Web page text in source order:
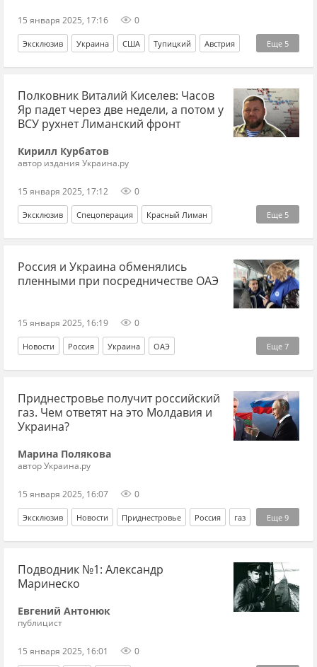
15 января 2025, 17:16 0
Еще 5
Эксклюзив Украина США Тупицкий Австрия
Владимир Зеленский КСУ НАПК Верховный Суд
покушение
Полковник Виталий Киселев: Часов
Яр падет через две недели, а потом у
ВСУ рухнет Лиманский фронт
Кирилл Курбатов
автор издания Украина.ру
15 января 2025, 17:12 0
Еще 5
Эксклюзив Спецоперация Красный Лиман
Часов Яр Россия ВСУ Дзержинск (Торецк)
Донбасс
Россия и Украина обменялись
пленными при посредничестве ОАЭ
15 января 2025, 16:19 0
Еще 7
Новости Россия Украина ОАЭ
Татьяна Москалькова Владимир Зеленский
Минобороны РФ Вооруженные силы Украины ВСУ
обмен пленными
Приднестровье получит российский
газ. Чем ответят на это Молдавия и
Украина?
Марина Полякова
автор Украина.ру
15 января 2025, 16:07 0
Еще 9
Эксклюзив Новости Приднестровье Россия газ
Владимир Путин Вадим Красносельский Молдавия
ПМР Роберт Фицо Газпром
Дмитрий Соин
Подводник №1: Александр
Маринеско
Евгений Антонюк
публицист
15 января 2025, 16:01 0